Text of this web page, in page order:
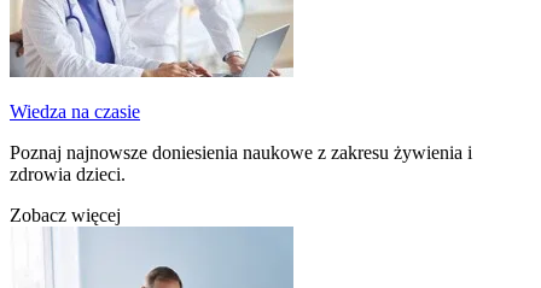
Wiedza na czasie
Poznaj najnowsze doniesienia naukowe z zakresu żywienia i
zdrowia dzieci.
Zobacz więcej